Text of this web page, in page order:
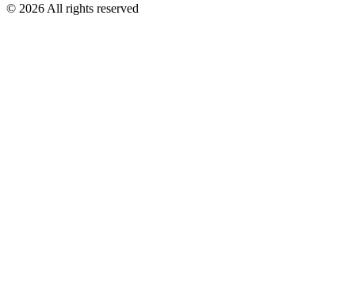
© 2026 All rights reserved